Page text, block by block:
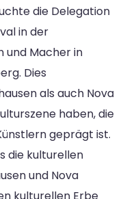
die Delegation
in der
und Macher in
Dies
als auch Nova
haben, die
geprägt ist.
die kulturellen
und Nova
kulturellen Erbe